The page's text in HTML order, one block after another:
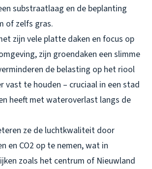
substraatlaag en de beplanting
of zelfs gras.
zijn vele platte daken en focus op
zijn groendaken een slimme
de belasting op het riool
vast te houden – cruciaal in een stad
heeft met wateroverlast langs de
ze de luchtkwaliteit door
en CO2 op te nemen, wat in
zoals het centrum of Nieuwland